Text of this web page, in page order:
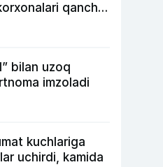
qancha
ochiqlandi
bilan uzoq
imzoladi
kuchlariga
uchirdi, kamida